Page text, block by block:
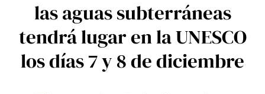
las aguas subterráneas
tendrá lugar en la UNESCO
los días 7 y 8 de diciembre